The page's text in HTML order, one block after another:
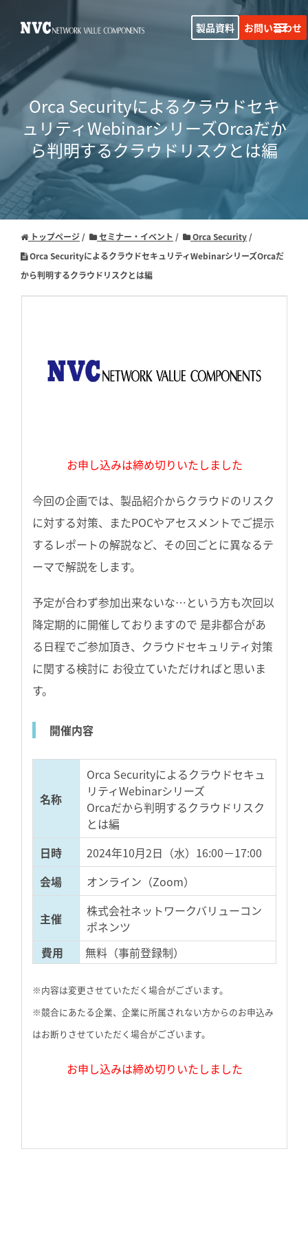
製品資料 お問い合わせ
Orca Securityによるクラウドセキ
ュリティWebinarシリーズOrcaだか
ら判明するクラウドリスクとは編
トップページ セミナー・イベント
Orca Security
Orca SecurityによるクラウドセキュリティWebinarシリーズOrcaだ
から判明するクラウドリスクとは編
お申し込みは締め切りいたしました
今回の企画では、製品紹介からクラウドのリスク
に対する対策、またPOCやアセスメントでご提示
するレポートの解説など、その回ごとに異なるテ
ーマで解説をします。
予定が合わず参加出来ないな…という方も次回以
降定期的に開催しておりますので 是非都合があ
る日程でご参加頂き、クラウドセキュリティ対策
に関する検討に お役立ていただければと思いま
す。
開催内容
名称
Orca Securityによるクラウドセキュ
リティWebinarシリーズ
Orcaだから判明するクラウドリスク
とは編
日時
2024年10月2日（水）16:00－17:00
会場
オンライン（Zoom）
主催
株式会社ネットワークバリューコン
ポネンツ
費用
無料（事前登録制）
※内容は変更させていただく場合がございます。
※競合にあたる企業、企業に所属されない方からのお申込み
はお断りさせていただく場合がございます。
お申し込みは締め切りいたしました